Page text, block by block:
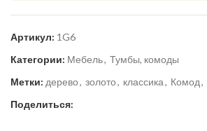
Артикул: 1G6
Категории: Мебель, Тумбы, комоды
Метки: дерево, золото, классика, Комод,
Поделиться: